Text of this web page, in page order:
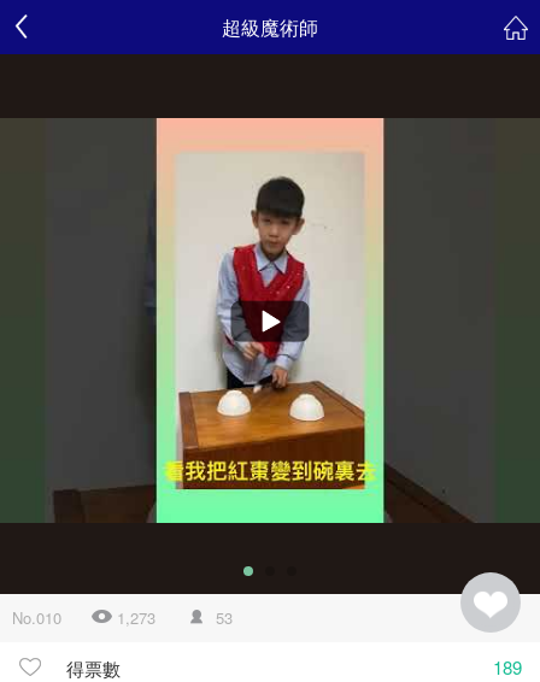
超級魔術師
No.010 1,273 53
得票數 189